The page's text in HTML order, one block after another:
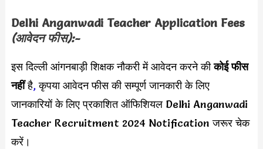
Delhi Anganwadi Teacher Application Fees
(आवेदन फीस):-
इस दिल्ली आंगनबाड़ी शिक्षक नौकरी में आवेदन करने कीकोई फीस
नहींहै,कृपया आवेदन फीस की सम्पूर्ण जानकारी के लिए
जानकारियों के लिए प्रकाशित ऑफिशियल Delhi Anganwadi
Teacher Recruitment 2024 Notification जरूर चेक
करें।